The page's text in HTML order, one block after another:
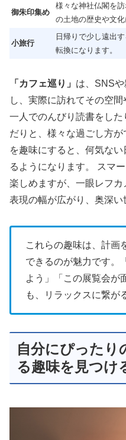
御朱印集め
様々な神社仏閣を
の土地の歴史や文化
小旅行
日帰りで少し遠出
転換になります。
「カフェ巡り」 は、SNS
し、実際に訪れてその空間
一人でのんびり読書をし
だりと、様々な過ごし方が
を趣味にすると、何気な
るようになります。 スマ
楽しめますが、一眼レフ
表現の幅が広がり、奥深い
これらの趣味は、計画
できるのが魅力です。
よう」「この展覧会が
も、リラックスに繋が
自分にぴったり
る趣味を見つけ